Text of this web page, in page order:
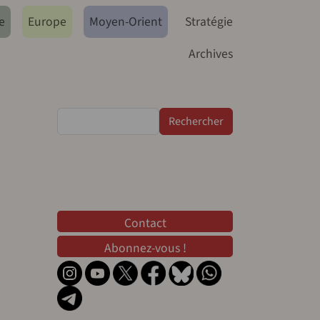
Europe Moyen-Orient
Stratégie
Archives
Contact
Abonnez-vous !